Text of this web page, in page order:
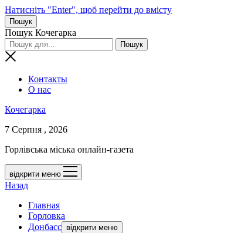
Натисніть "Enter", щоб перейти до вмісту
Пошук
Пошук Кочегарка
Контакты
О нас
Кочегарка
7 Серпня , 2026
Горлівська міська онлайн-газета
відкрити меню
Назад
Главная
Горловка
Донбасс відкрити меню